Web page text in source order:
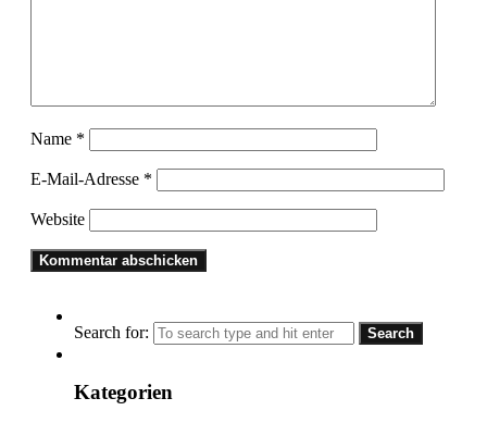
Name *
E-Mail-Adresse *
Website
Search for:
Kategorien